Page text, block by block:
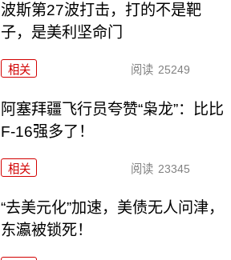
波斯第27波打击，打的不是靶
子，是美利坚命门
相关 阅读 25249
阿塞拜疆飞行员夸赞“枭龙”：比比
F-16强多了！
相关 阅读 23345
“去美元化”加速，美债无人问津，
东瀛被锁死！